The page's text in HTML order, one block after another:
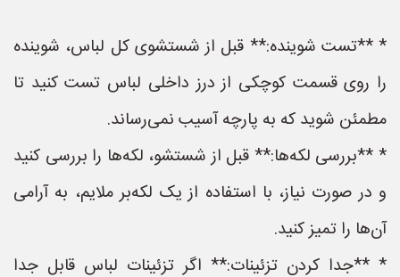
* **تست شوینده:** قبل از شستشوی کل لباس، شوینده
را روی قسمت کوچکی از درز داخلی لباس تست کنید تا
مطمئن شوید که به پارچه آسیب نمی‌رساند.
* **بررسی لکه‌ها:** قبل از شستشو، لکه‌ها را بررسی کنید
و در صورت نیاز، با استفاده از یک لکه‌بر ملایم، به آرامی
آن‌ها را تمیز کنید.
* **جدا کردن تزئینات:** اگر تزئینات لباس قابل جدا